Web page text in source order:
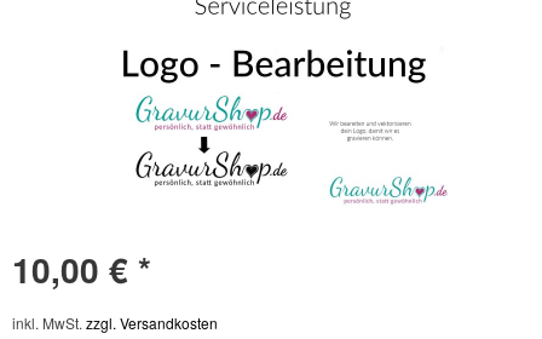
10,00 € *
inkl. MwSt. zzgl. Versandkosten